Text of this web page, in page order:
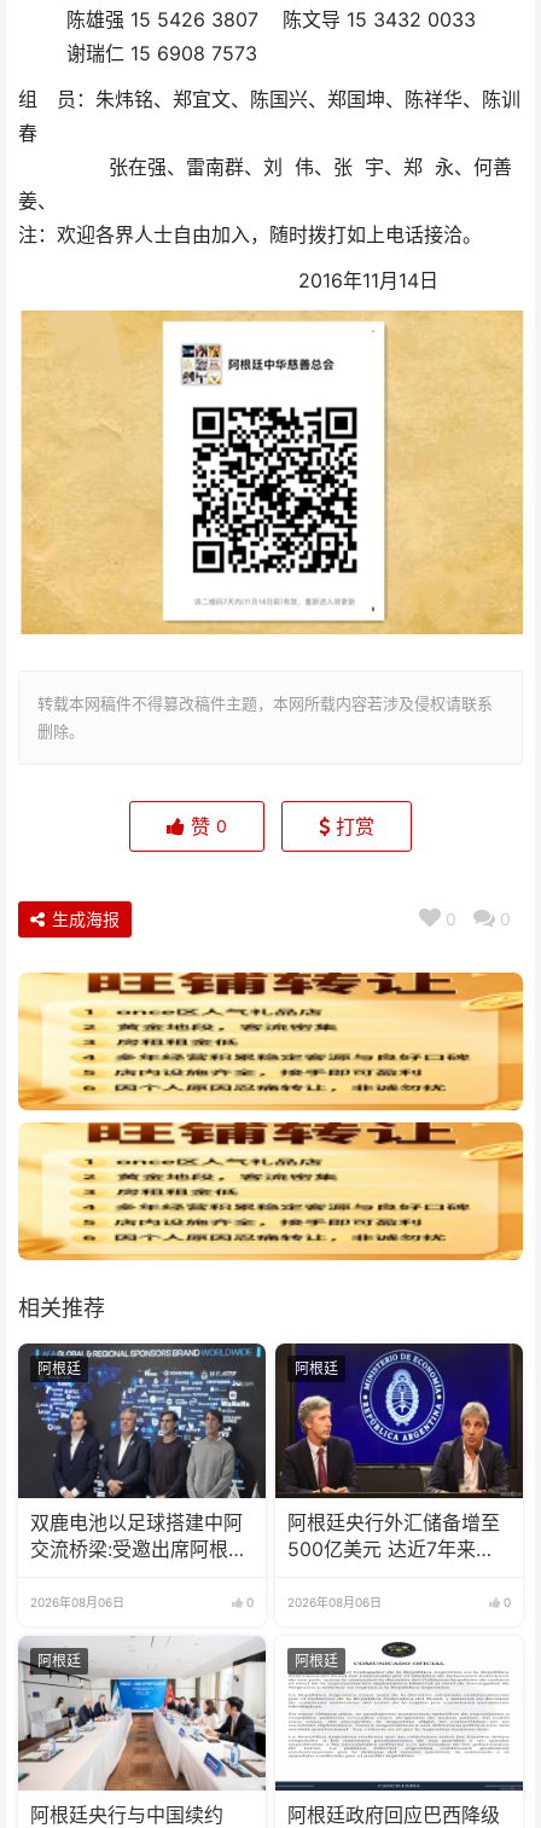
陈雄强 15 5426 3807 陈文导 15 3432 0033
谢瑞仁 15 6908 7573
组 员：朱炜铭、郑宜文、陈国兴、郑国坤、陈祥华、陈训
春
张在强、雷南群、刘 伟、张 宇、郑 永、何善
姜、
注：欢迎各界人士自由加入，随时拨打如上电话接洽。
2016年11月14日
转载本网稿件不得篡改稿件主题，本网所载内容若涉及侵权请联系
删除。
赞 0 打赏
0 0
生成海报
相关推荐
阿根廷
双鹿电池以足球搭建中阿
交流桥梁:受邀出席阿根廷
2026年08月06日 0
阿根廷
阿根廷央行外汇储备增至
500亿美元 达近7年来最
2026年08月06日 0
阿根廷
阿根廷央行与中国续约
阿根廷
阿根廷政府回应巴西降级